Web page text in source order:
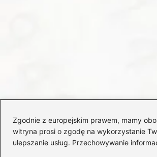
Zgodnie z europejskim prawem, mamy
witryna prosi o zgodę na wykorzystanie
ulepszanie usług. Przechowywanie